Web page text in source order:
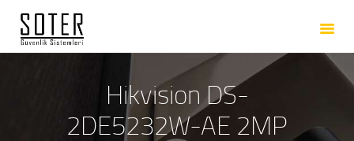
Hikvision DS-
2DE5232W-AE 2MP
ANASAYFA
HAKKIMIZDA
HIZMETLERIMIZ
ÜRÜNLERIMIZ
REFERANSLARIMIZ